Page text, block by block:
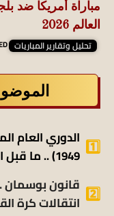
مباراة أمريكا ضد
العالم 2026
تحليل وتقارير المباريات
1949) .. ما قبل البداية
قانون بوسمان
انتقالات كرة